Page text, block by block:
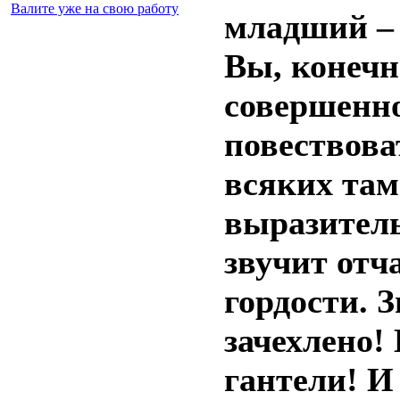
Валите уже на свою работу
младший –
Вы,
всяких
звучит
гордости.
гантели! И